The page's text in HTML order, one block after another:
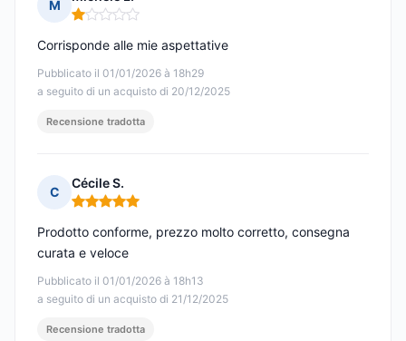
M
Nota: 1 su 5
Pubblicato il 01/01/2026 à 18h29
a seguito di un acquisto di 20/12/2025
Corrisponde alle mie aspettative
Recensione tradotta
C
Cécile S.
Nota: 5 su 5
Pubblicato il 01/01/2026 à 18h13
a seguito di un acquisto di 21/12/2025
Prodotto conforme, prezzo molto corretto, consegna
curata e veloce
Recensione tradotta